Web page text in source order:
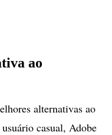
ao
alternativas ao
casual, Adobe